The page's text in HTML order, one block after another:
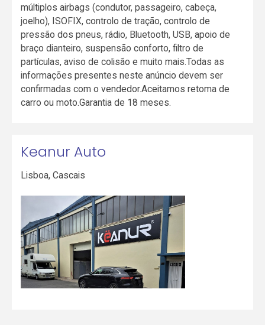
múltiplos airbags (condutor, passageiro, cabeça,
joelho), ISOFIX, controlo de tração, controlo de
pressão dos pneus, rádio, Bluetooth, USB, apoio de
braço dianteiro, suspensão conforto, filtro de
partículas, aviso de colisão e muito mais.Todas as
informações presentes neste anúncio devem ser
confirmadas com o vendedor.Aceitamos retoma de
carro ou moto.Garantia de 18 meses.
Keanur Auto
Lisboa,Cascais